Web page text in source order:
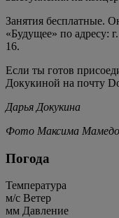
Занятия бесплатные.
«Будущее» по адресу:
16.
Если ты готов
Докукиной на почту
Дарья Докукина
Фото Максима
Погода
Температура
м/c Ветер
мм Давление